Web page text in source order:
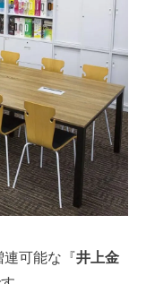
連可能な『井上金